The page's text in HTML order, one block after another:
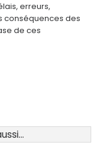
erreurs,
conséquences des
de ces